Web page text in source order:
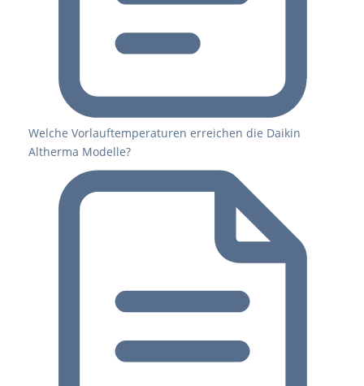
Welche Vorlauftemperaturen erreichen die Daikin
Altherma Modelle?